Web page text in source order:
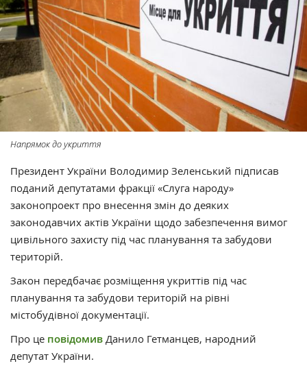
Напрямок до укриття
Президент України Володимир Зеленський підписав
поданий депутатами фракції «Слуга народу»
законопроект про внесення змін до деяких
законодавчих актів України щодо забезпечення вимог
цивільного захисту під час планування та забудови
територій.
Закон передбачає розміщення укриттів під час
планування та забудови територій на рівні
містобудівної документації.
Про це повідомив Данило Гетманцев, народний
депутат України.